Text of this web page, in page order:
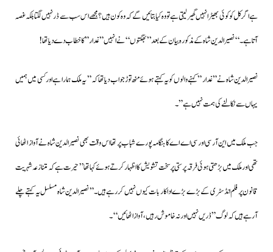
ہے اگر کل کو کوئی بھیڑ انہیں گھیر لیتی ہے تو وہ کیا بتائیں گے کہ وہ کون ہیں؟ مجھے اس سب سے ڈر نہیں لگتا بلکہ غصہ
آتا ہے۔‘‘ نصیرالدین شاہ کے مذکورہ بیان کے بعد’’ بھگتوں‘‘نے انہیں ” غدار ” کا خطاب دے دیا تھا!
نصیرالدین شاہ نے ” غدار ” کہنے والوں کو یہ کہتے ہوئے منھ توڑ جواب دیا تھا کہ” یہ ملک ہمارا ہے اور کسی میں ہمیں
یہاں سے نکالنے کی ہمت نہیں ہے”۔
جب ملک میں این آر سی اور سی اے اے کا ہنگامہ پورے شباب پر تھا اس وقت بھی نصیرالدین شاہ نے آواز اٹھائی
تھی اور ملک میں بڑھتی ہوئی فرقہ پرستی پر سخت تشویش کا اظہار کرتے ہوئے کہا تھا’’حیرت ہے کہ متنازعہ شہریت
قانون پر فلم انڈسٹری کے بڑے بڑے اداکار بات کیوں نہیں کررہے ہیں۔” نصیرالدین شاہ مسلسل یہ کہتے چلے
آرہے ہیں کہ لوگ ” ڈریں نہیں اور نہ خاموش رہیں،آواز اٹھائیں‘‘۔